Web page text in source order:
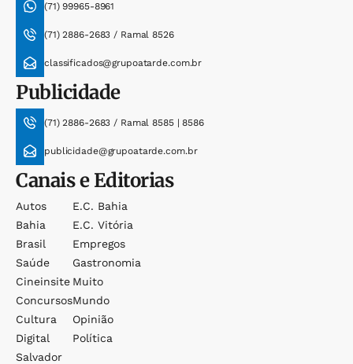
(71) 99965-8961
(71) 2886-2683 / Ramal 8526
classificados@grupoatarde.com.br
Publicidade
(71) 2886-2683 / Ramal 8585 | 8586
publicidade@grupoatarde.com.br
Canais e Editorias
Autos
Bahia
Brasil
Saúde
Cineinsite
Concursos
Cultura
Digital
Salvador
E.c. Bahia
E.c. Vitória
Empregos
Gastronomia
Muito
Mundo
Opinião
Política